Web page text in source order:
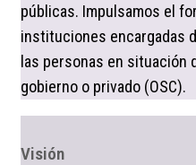
públicas. Impulsamos el
instituciones encargadas
las personas en situación
gobierno o privado (OSC).
Visión